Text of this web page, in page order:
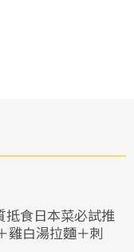
抵食日本菜必試推
雞白湯拉麵＋刺